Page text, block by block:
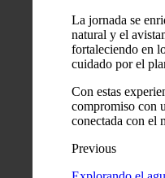
La jornada se
natural y el
fortaleciendo en
cuidado por el
Con estas
compromiso con
conectada con el
Previous